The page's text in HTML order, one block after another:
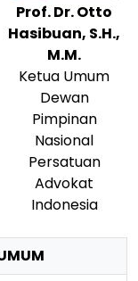
Prof. Dr. Otto
Hasibuan, S.H.,
M.M.
Ketua Umum
Dewan
Pimpinan
Nasional
Persatuan
Advokat
Indonesia